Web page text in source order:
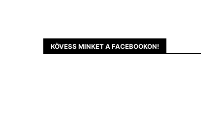
KÖVESS MINKET A FACEBOOKON!